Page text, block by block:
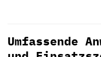
Umfassende